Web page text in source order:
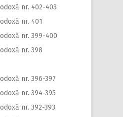
nr. 402-403
nr. 401
nr. 399-400
nr. 398
nr. 396-397
nr. 394-395
nr. 392-393